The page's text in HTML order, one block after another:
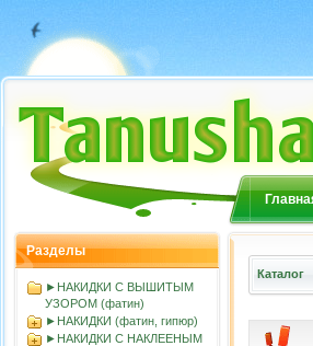
Разделы
►НАКИДКИ С ВЫШИТЫМ
УЗОРОМ (фатин)
►НАКИДКИ (фатин, гипюр)
►НАКИДКИ С НАКЛЕЕНЫМ
Каталог